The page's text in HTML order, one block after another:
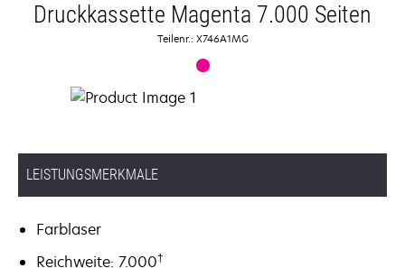
Druckkassette Magenta 7.000 Seiten
Teilenr.: X746A1MG
LEISTUNGSMERKMALE
Farblaser
Reichweite: 7.000†